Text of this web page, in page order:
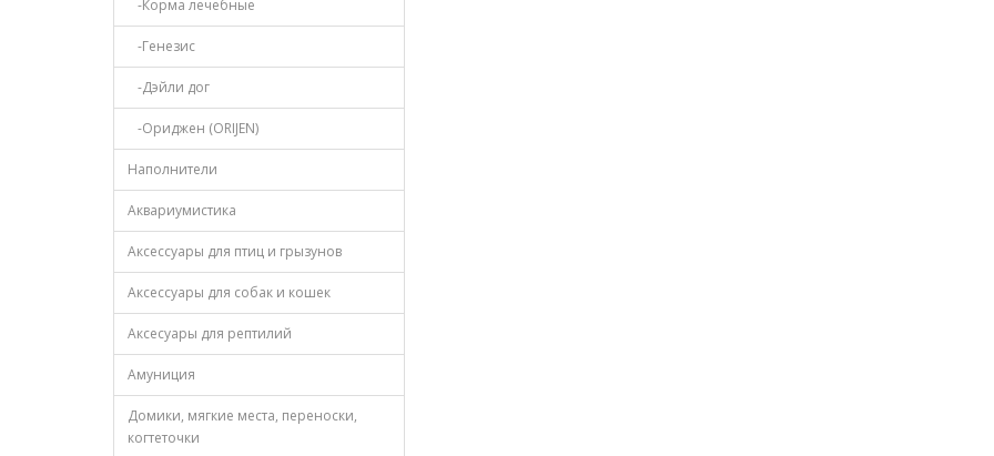
-Корма лечебные
-Генезис
-Дэйли дог
-Ориджен (ORIJEN)
Наполнители
Аквариумистика
Аксессуары для птиц и грызунов
Аксессуары для собак и кошек
Аксесуары для рептилий
Амуниция
Домики, мягкие места, переноски,
когтеточки